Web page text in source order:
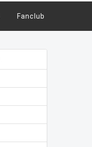
Fanclub